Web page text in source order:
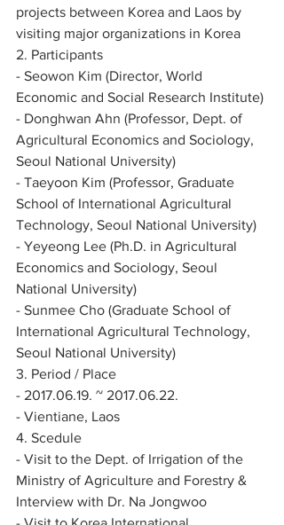
projects between Korea and Laos by
visiting major organizations in Korea
2. Participants
- Seowon Kim (Director, World
Economic and Social Research Institute)
- Donghwan Ahn (Professor, Dept. of
Agricultural Economics and Sociology,
Seoul National University)
- Taeyoon Kim (Professor, Graduate
School of International Agricultural
Technology, Seoul National University)
- Yeyeong Lee (Ph.D. in Agricultural
Economics and Sociology, Seoul
National University)
- Sunmee Cho (Graduate School of
International Agricultural Technology,
Seoul National University)
3. Period / Place
- 2017.06.19. ~ 2017.06.22.
- Vientiane, Laos
4. Scedule
- Visit to the Dept. of Irrigation of the
Ministry of Agriculture and Forestry &
Interview with Dr. Na Jongwoo